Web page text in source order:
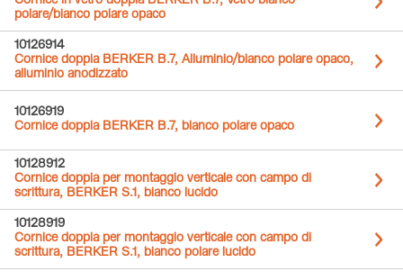
polare/bianco polare opaco
10126914
Cornice doppia BERKER B.7, Alluminio/bianco polare opaco,
alluminio anodizzato
10126919
Cornice doppia BERKER B.7, bianco polare opaco
10128912
Cornice doppia per montaggio verticale con campo di
scrittura, BERKER S.1, bianco lucido
10128919
Cornice doppia per montaggio verticale con campo di
scrittura, BERKER S.1, bianco polare lucido